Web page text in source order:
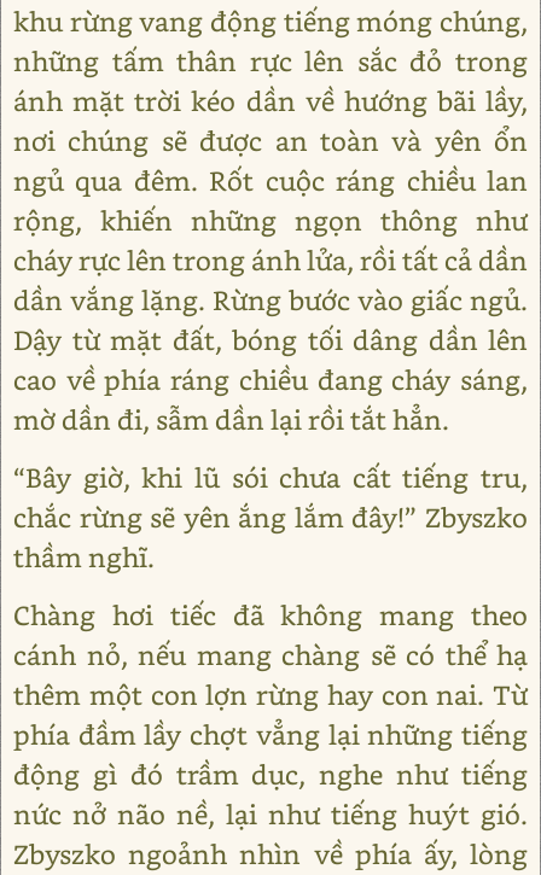
khu rừng vang động tiếng móng chúng,
những tấm thân rực lên sắc đỏ trong
ánh mặt trời kéo dần về hướng bãi lầy,
nơi chúng sẽ được an toàn và yên ổn
ngủ qua đêm. Rốt cuộc ráng chiều lan
rộng, khiến những ngọn thông như
cháy rực lên trong ánh lửa, rồi tất cả dần
dần vắng lặng. Rừng bước vào giấc ngủ.
Dậy từ mặt đất, bóng tối dâng dần lên
cao về phía ráng chiều đang cháy sáng,
mờ dần đi, sẫm dần lại rồi tắt hẳn.
“Bây giờ, khi lũ sói chưa cất tiếng tru,
chắc rừng sẽ yên ắng lắm đây!” Zbyszko
thầm nghĩ.
Chàng hơi tiếc đã không mang theo
cánh nỏ, nếu mang chàng sẽ có thể hạ
thêm một con lợn rừng hay con nai. Từ
phía đầm lầy chợt vẳng lại những tiếng
động gì đó trầm dục, nghe như tiếng
nức nở não nề, lại như tiếng huýt gió.
Zbyszko ngoảnh nhìn về phía ấy, lòng